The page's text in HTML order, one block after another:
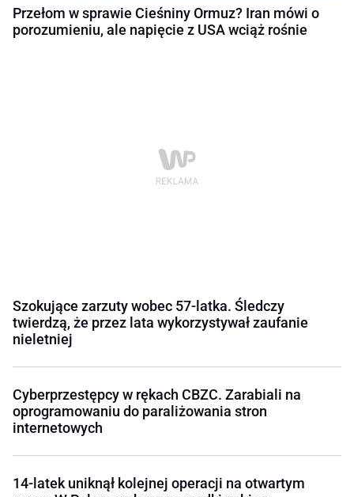
Przełom w sprawie Cieśniny Ormuz? Iran mówi o
porozumieniu, ale napięcie z USA wciąż rośnie
Szokujące zarzuty wobec 57-latka. Śledczy
twierdzą, że przez lata wykorzystywał zaufanie
nieletniej
Cyberprzestępcy w rękach CBZC. Zarabiali na
oprogramowaniu do paraliżowania stron
internetowych
14-latek uniknął kolejnej operacji na otwartym